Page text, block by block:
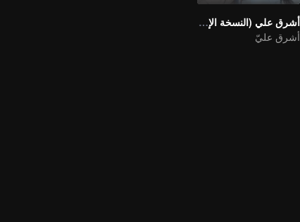
أشرق علي (النسخة الإنجليزية)
أشرق عليّ